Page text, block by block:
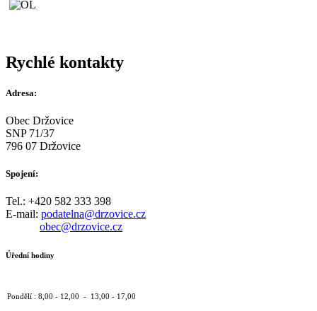
Rychlé kontakty
Adresa:
Obec Držovice
SNP 71/37
796 07 Držovice
Spojení:
Tel.: +420 582 333 398
E-mail: podatelna@drzovice.cz
obec@drzovice.cz
Úřední hodiny
Pondělí : 8,00 - 12,00 - 13,00 - 17,00